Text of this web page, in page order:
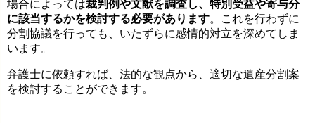
場合によっては裁判例や文献を調査し、特別受益や寄与分
に該当するかを検討する必要があります。これを行わずに
分割協議を行っても、いたずらに感情的対立を深めてしま
います。
弁護士に依頼すれば、法的な観点から、適切な遺産分割案
を検討することができます。